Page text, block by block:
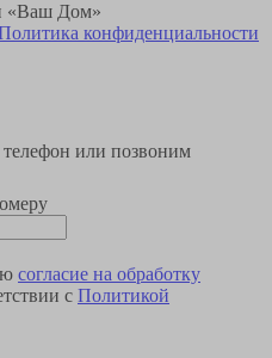
«Ваш Дом»
конфиденциальности
или позвоним
согласие на обработку
с Политикой